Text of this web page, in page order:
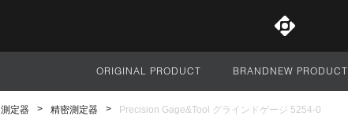
サイト全体
ORIGINAL PRODUCT BRANDNEW PRODUCT
測定器 精密測定器 Precision Gage&Tool グラインドゲージ 5254-0